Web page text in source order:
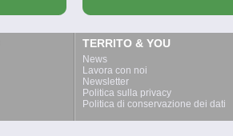
TERRITO & YOU
News
Lavora con noi
Newsletter
Politica sulla privacy
Politica di conservazione dei dati